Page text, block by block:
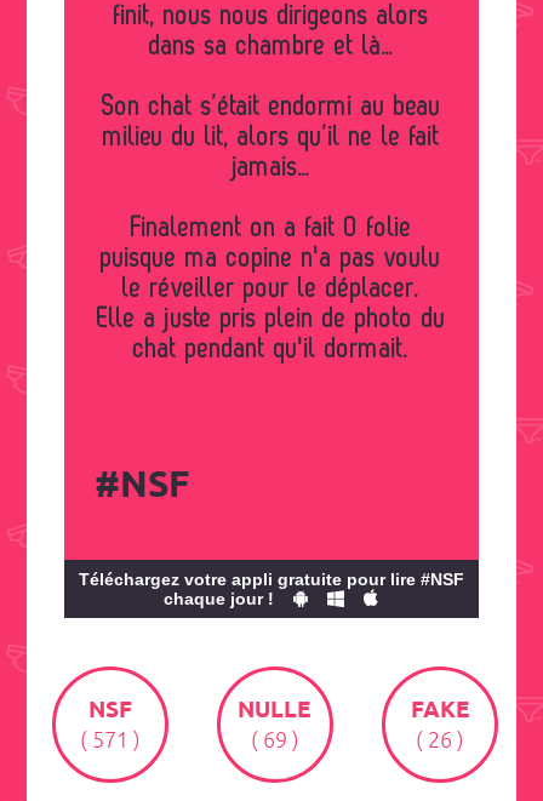
finit, nous nous dirigeons alors
dans sa chambre et là…
Son chat s’était endormi au beau
milieu du lit, alors qu’il ne le fait
jamais…
Finalement on a fait 0 folie
puisque ma copine n'a pas voulu
le réveiller pour le déplacer.
Elle a juste pris plein de photo du
chat pendant qu'il dormait.
#NSF
Téléchargez votre appli gratuite pour lire #NSF
chaque jour !
NSF
( 571 )
NULLE
( 69 )
FAKE
( 26 )